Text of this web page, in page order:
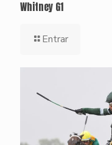
Whitney G1
Entrar